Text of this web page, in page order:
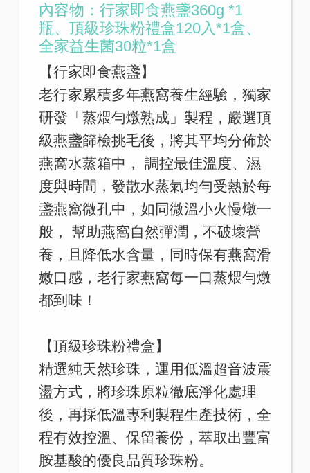
內容物：行家即食燕盞360g *1
瓶、頂級珍珠粉禮盒120入*1盒、
全家益生菌30粒*1盒
【行家即食燕盞】
老行家累積多年燕窩養生經驗，獨家
研發「蒸煨勻燉熟成」製程，嚴選頂
級燕盞篩檢挑毛後，將其平均分佈於
燕窩水蒸箱中， 調控最佳溫度、濕
度與時間，發散水蒸氣均勻受熱於每
盞燕窩微孔中，如同微溫小火慢燉一
般， 幫助燕窩自然彈潤，不破壞營
養，且降低水含量，同時保有燕窩滑
嫩口感，老行家燕窩每一口蒸煨勻燉
都到味！
【頂級珍珠粉禮盒】
精選純天然珍珠，運用低溫超音波震
盪方式，將珍珠原粒徹底淨化處理
後，再採低溫專利製程生產技術，全
程有效控溫、保留養份，萃取出豐富
胺基酸的優良品質珍珠粉。